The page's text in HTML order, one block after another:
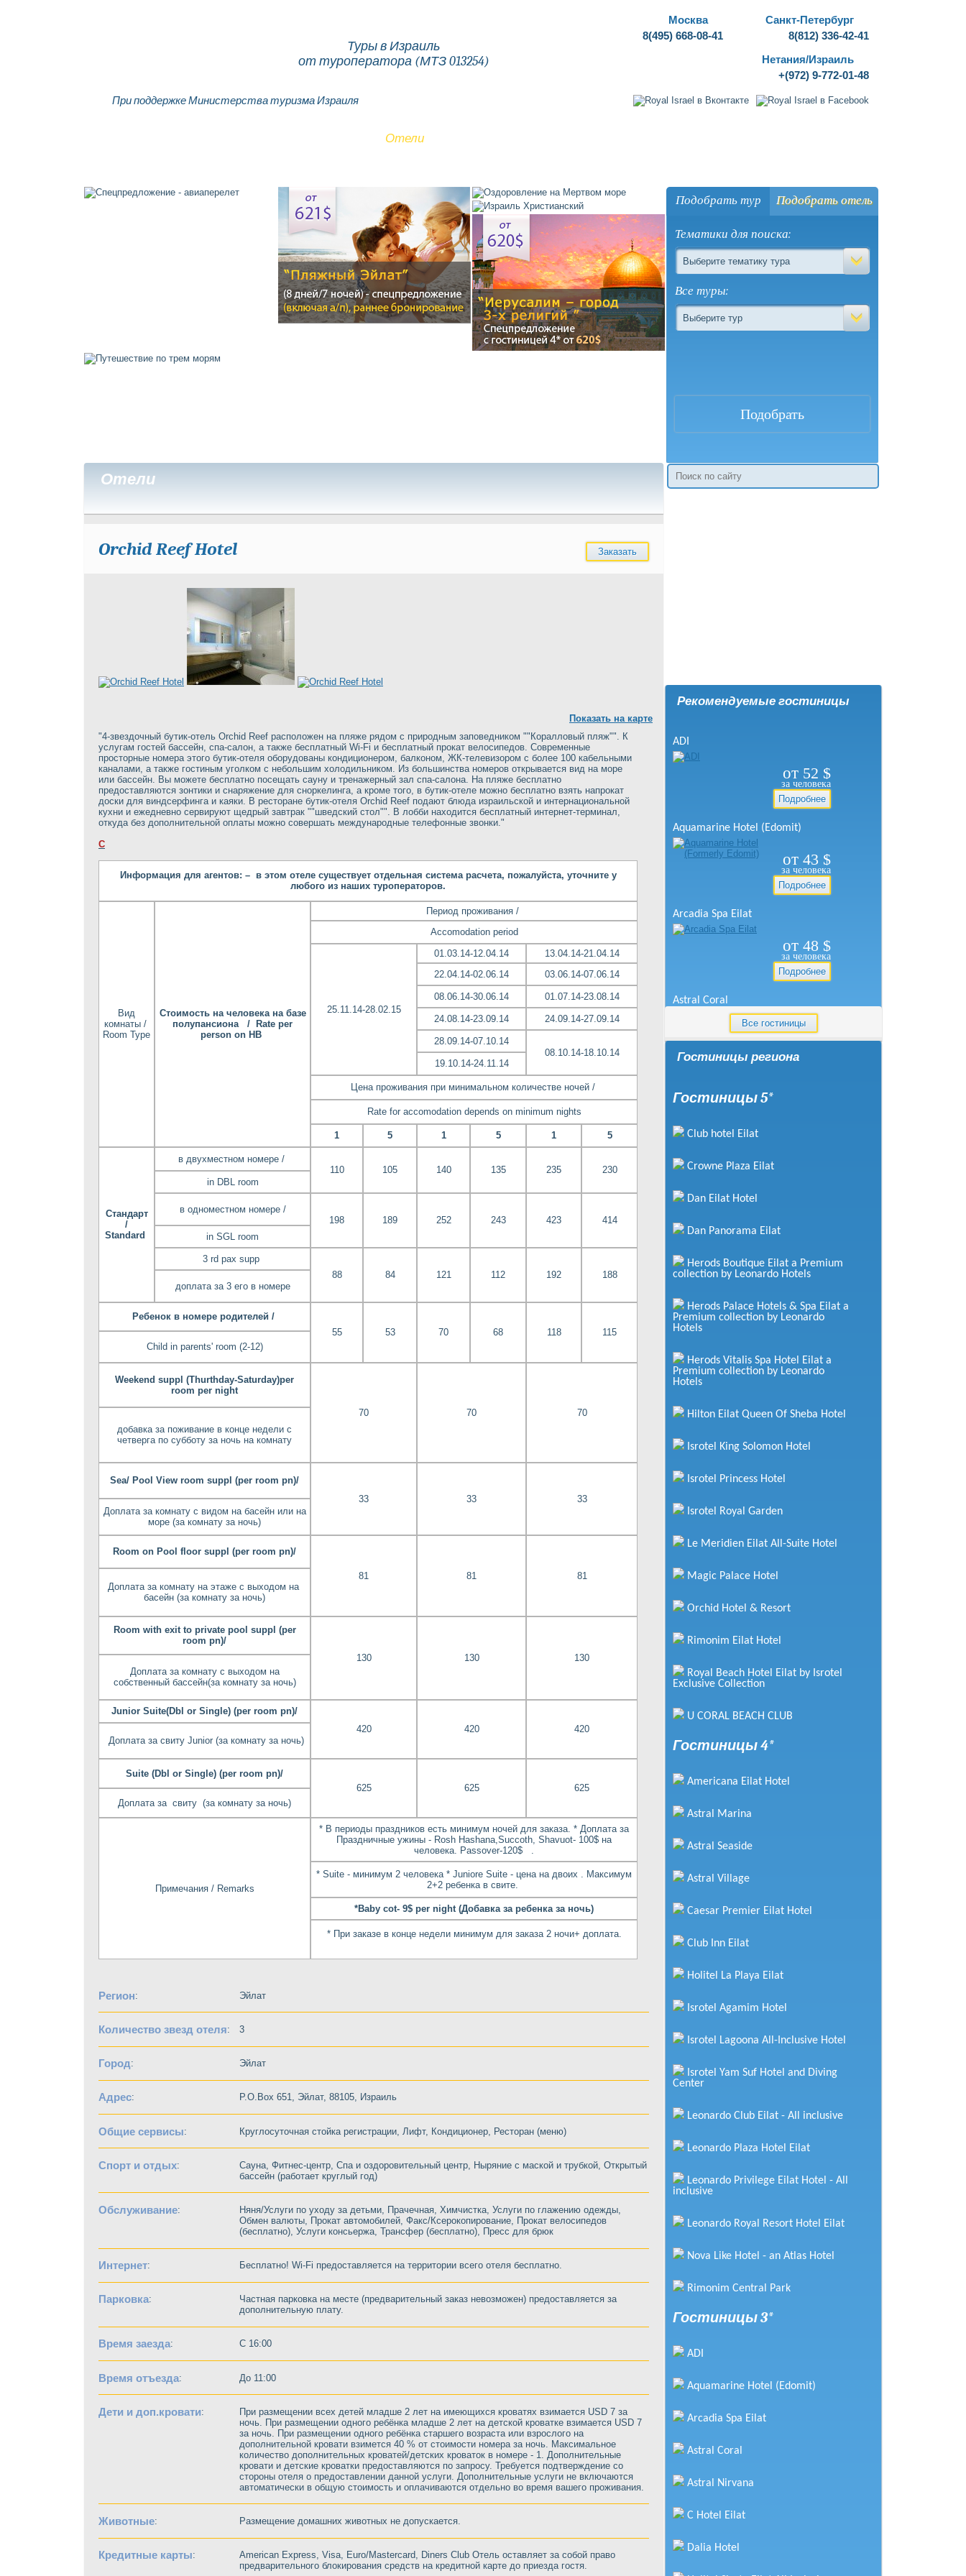
При поддержке Министерства туризма Израиля
Туры в Израиль
от туроператора (МТЗ 013254)
Москва
8(495) 668-08-41
Санкт-Петербург
8(812) 336-42-41
Нетания/Израиль
+(972) 9-772-01-48
Отели
Подобрать тур Подобрать отель
Тематики для поиска:
Выберите тематику тура
Все туры:
Выберите тур
Отели
Orchid Reef Hotel Заказать
Показать на карте
"4-звездочный бутик-отель Orchid Reef расположен на пляже рядом с природным заповедником ""Коралловый пляж"". К
услугам гостей бассейн, спа-салон, а также бесплатный Wi-Fi и бесплатный прокат велосипедов. Современные
просторные номера этого бутик-отеля оборудованы кондиционером, балконом, ЖК-телевизором с более 100 кабельными
каналами, а также гостиным уголком с небольшим холодильником. Из большинства номеров открывается вид на море
или бассейн. Вы можете бесплатно посещать сауну и тренажерный зал спа-салона. На пляже бесплатно
предоставляются зонтики и снаряжение для сноркелинга, а кроме того, в бутик-отеле можно бесплатно взять напрокат
доски для виндсерфинга и каяки. В ресторане бутик-отеля Orchid Reef подают блюда израильской и интернациональной
кухни и ежедневно сервируют щедрый завтрак ""шведский стол"". В лобби находится бесплатный интернет-терминал,
откуда без дополнительной оплаты можно совершать международные телефонные звонки."
С
Информация для агентов: – в этом отеле существует отдельная система расчета, пожалуйста, уточните у
любого из наших туроператоров.
Вид
комнаты /
Room Type
Стоимость на человека на базе
полупансиона / Rate per
person on HB
Период проживания /
Accomodation period
25.11.14-28.02.15
01.03.14-12.04.14
13.04.14-21.04.14
22.04.14-02.06.14
03.06.14-07.06.14
08.06.14-30.06.14 01.07.14-23.08.14
24.08.14-23.09.14 24.09.14-27.09.14
28.09.14-07.10.14
08.10.14-18.10.14
19.10.14-24.11.14
Цена проживания при минимальном количестве ночей /
Rate for accomodation depends on minimum nights
1 5 1 5 1 5
Стандарт
/
Standard
в двухместном номере /
110
105 140 135 235
230
in DBL room
в одноместном номере /
198
189 252 243 423
414
in SGL room
3 rd pax supp
88
84 121 112 192
188
доплата за 3 его в номере
Ребенок в номере родителей /
55
53 70 68 118
115
Child in parents' room (2-12)
Weekend suppl (Thurthday-Saturday)per
room per night
70 70
70
добавка за поживание в конце недели с
четверга по субботу за ночь на комнату
Sea/ Pool View room suppl (per room pn)/
33
33
33
Доплата за комнату с видом на басейн или на
море (за комнату за ночь)
Room on Pool floor suppl (per room pn)/
81 81
81
Доплата за комнату на этаже с выходом на
басейн (за комнату за ночь)
Room with exit to private pool suppl (per
room pn)/
130
130
130
Доплата за комнату c выходом на
собственный бассейн(за комнату за ночь)
Junior Suite(Dbl or Single) (per room pn)/
420
420
420
Доплата за свиту Junior (за комнату за ночь)
Suite (Dbl or Single) (per room pn)/
625
625
625
Доплата за свиту (за комнату за ночь)
Примечания / Remarks
* В периоды праздников есть минимум ночей для заказа. * Доплата за
Праздничные ужины - Rosh Hashana,Succoth, Shavuot- 100$ на
человека. Passover-120$ .
* Suite - минимум 2 человека * Juniore Suite - цена на двоих . Максимум
2+2 ребенка в свите.
*Baby cot- 9$ per night (Добавка за ребенка за ночь)
* При заказе в конце недели минимум для заказа 2 ночи+ доплата.
Регион: Эйлат
Количество звезд отеля: 3
Город: Эйлат
Адрес: P.O.Box 651, Эйлат, 88105, Израиль
Общие сервисы: Круглосуточная стойка регистрации, Лифт, Кондиционер, Ресторан (меню)
Спорт и отдых:
Сауна, Фитнес-центр, Спа и оздоровительный центр, Ныряние с маской и трубкой, Открытый
бассейн (работает круглый год)
Обслуживание:
Няня/Услуги по уходу за детьми, Прачечная, Химчистка, Услуги по глажению одежды,
Обмен валюты, Прокат автомобилей, Факс/Ксерокопирование, Прокат велосипедов
(бесплатно), Услуги консьержа, Трансфер (бесплатно), Пресс для брюк
Интернет: Бесплатно! Wi-Fi предоставляется на территории всего отеля бесплатно.
Парковка:
Частная парковка на месте (предварительный заказ невозможен) предоставляется за
дополнительную плату.
Время заезда: C 16:00
Время отъезда: До 11:00
Дети и доп.кровати:
При размещении всех детей младше 2 лет на имеющихся кроватях взимается USD 7 за
ночь. При размещении одного ребёнка младше 2 лет на детской кроватке взимается USD 7
за ночь. При размещении одного ребёнка старшего возраста или взрослого на
дополнительной кровати взимется 40 % от стоимости номера за ночь. Максимальное
количество дополнительных кроватей/детских кроваток в номере - 1. Дополнительные
кровати и детские кроватки предоставляются по запросу. Требуется подтверждение со
стороны отеля о предоставлении данной услуги. Дополнительные услуги не включаются
автоматически в общую стоимость и оплачиваются отдельно во время вашего проживания.
Животные: Размещение домашних животных не допускается.
Кредитные карты:
American Express, Visa, Euro/Mastercard, Diners Club Отель оставляет за собой право
предварительного блокирования средств на кредитной карте до приезда гостя.
Рекомендуемые гостиницы
ADI
от 52 $
за человека
Подробнее
Aquamarine Hotel (Edomit)
от 43 $
за человека
Подробнее
Arcadia Spa Eilat
от 48 $
за человека
Подробнее
Astral Coral
от59
за человека
Подробнее
C Hotel Eilat
Подробнее
Dalia Hotel
за человека
Подробнее
от69 $
за человека
Isrotel Sport Club All-Inclusive Hotel
от104 $
Orchid Reef Hotel
от
от
Rio 3*
за человека
Все гостиницы
Гостиницы региона
Гостиницы 5*
Club hotel Eilat
Crowne Plaza Eilat
Dan Eilat Hotel
Dan Panorama Eilat
Herods Boutique Eilat a Premium
collection by Leonardo Hotels
Herods Palace Hotels & Spa Eilat a
Premium collection by Leonardo
Hotels
Herods Vitalis Spa Hotel Eilat a
Premium collection by Leonardo
Hotels
Hilton Eilat Queen Of Sheba Hotel
Isrotel King Solomon Hotel
Isrotel Princess Hotel
Isrotel Royal Garden
Le Meridien Eilat All-Suite Hotel
Magic Palace Hotel
Orchid Hotel & Resort
Rimonim Eilat Hotel
Royal Beach Hotel Eilat by Isrotel
Exclusive Collection
U CORAL BEACH CLUB
Гостиницы 4*
Americana Eilat Hotel
Astral Marina
Astral Seaside
Astral Village
Caesar Premier Eilat Hotel
Club Inn Eilat
Holitel La Playa Eilat
Isrotel Agamim Hotel
Isrotel Lagoona All-Inclusive Hotel
Isrotel Yam Suf Hotel and Diving
Center
Leonardo Club Eilat - All inclusive
Leonardo Plaza Hotel Eilat
Leonardo Privilege Eilat Hotel - All
inclusive
Leonardo Royal Resort Hotel Eilat
Nova Like Hotel - an Atlas Hotel
Rimonim Central Park
Гостиницы 3*
ADI
Aquamarine Hotel (Edomit)
Arcadia Spa Eilat
Astral Coral
Astral Nirvana
C Hotel Eilat
Dalia Hotel